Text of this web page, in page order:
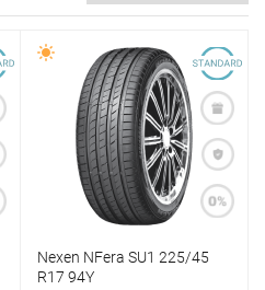
Nexen NFera SU1 225/45
R17 94Y